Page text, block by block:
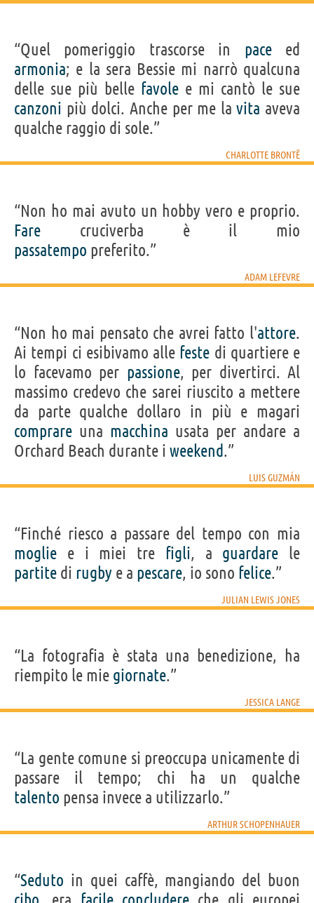
“Quel pomeriggio trascorse in paceed
armonia; e la sera Bessie mi narrò qualcuna
delle sue più belle favole e mi cantò le sue
canzoni più dolci. Anche per me lavita aveva
qualche raggio di sole.”
CHARLOTTE BRONTË
“Non ho mai avuto un hobby vero e proprio.
Fare cruciverba è il mio
passatempo preferito.”
ADAM LEFEVRE
“Non ho mai pensato che avrei fatto l'attore.
Ai tempi ci esibivamo alle feste di quartiere e
lo facevamo per passione, per divertirci. Al
massimo credevo che sarei riuscito a mettere
da parte qualche dollaro in più e magari
comprare una macchina usata per andare a
Orchard Beach durante i weekend.”
LUIS GUZMÁN
“Finché riesco a passare del tempo con mia
moglie e i miei tre figli, a guardare le
partite di rugby e a pescare, io sono felice.”
JULIAN LEWIS JONES
“La fotografia è stata una benedizione, ha
riempito le mie giornate.”
JESSICA LANGE
“La gente comune si preoccupa unicamente di
passare il tempo; chi ha un qualche
talento pensa invece a utilizzarlo.”
ARTHUR SCHOPENHAUER
“Seduto in quei caffè, mangiando del buon